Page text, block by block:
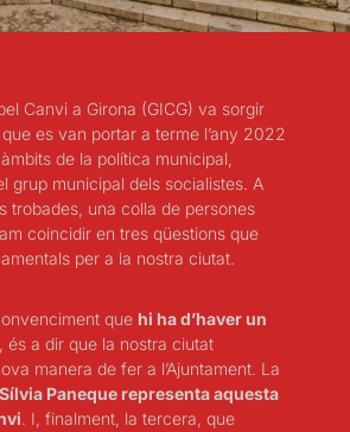
Canvi a Girona (GICG) va sorgir
es van portar a terme l’any 2022
de la política municipal,
grup municipal dels socialistes. A
trobades, una colla de persones
coincidir en tres qüestions que
per a la nostra ciutat.
que hi ha d’haver un
és a dir que la nostra ciutat
manera de fer a l’Ajuntament. La
Sílvia Paneque representa aquesta
. I, finalment, la tercera, que